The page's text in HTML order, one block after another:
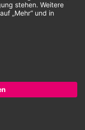
Vorkasse